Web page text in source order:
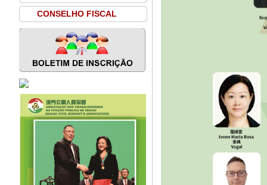
CONSELHO FISCAL